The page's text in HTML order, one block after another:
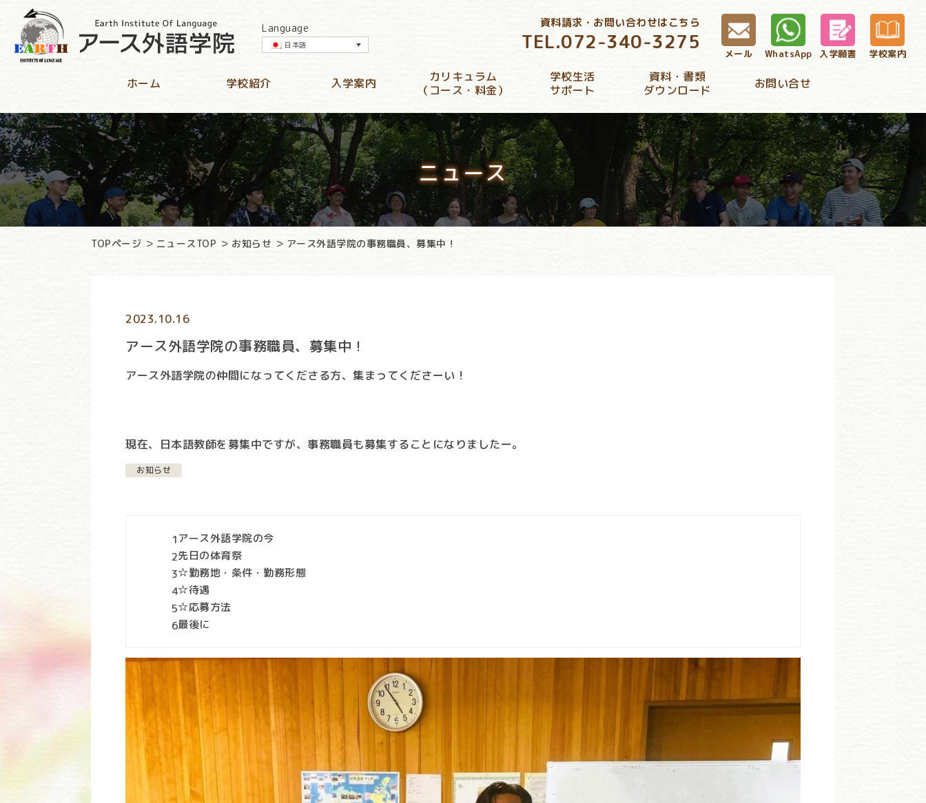
Language
日本語
資料請求・お問い合わせはこちら
TEL.072-340-3275
メール WhatsApp 入学願書 学校案内
ホーム 学校紹介 入学案内
カリキュラム
（コース・料金）
学校生活
サポート
資料・書類
ダウンロード
お問い合せ
ニュース
TOPページ ニュースTOP お知らせ アース外語学院の事務職員、募集中！
2023.10.16
アース外語学院の事務職員、募集中！
アース外語学院の仲間になってくださる方、集まってくださーい！
現在、日本語教師を募集中ですが、事務職員も募集することになりましたー。
お知らせ
1アース外語学院の今
2先日の体育祭
3☆勤務地・条件・勤務形態
4☆待遇
5☆応募方法
6最後に